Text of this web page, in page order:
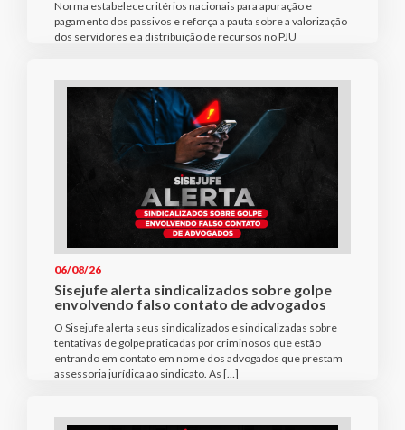
Norma estabelece critérios nacionais para apuração e
pagamento dos passivos e reforça a pauta sobre a valorização
dos servidores e a distribuição de recursos no PJU
06/08/26
Sisejufe alerta sindicalizados sobre golpe
envolvendo falso contato de advogados
O Sisejufe alerta seus sindicalizados e sindicalizadas sobre
tentativas de golpe praticadas por criminosos que estão
entrando em contato em nome dos advogados que prestam
assessoria jurídica ao sindicato. As […]